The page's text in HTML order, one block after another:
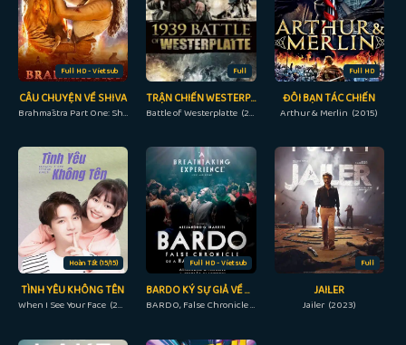
Full HD - Vietsub
CÂU CHUYỆN VỀ SHIVA
Brahmāstra Part One: Shiva (2022)
Full
TRẬN CHIẾN WESTERPLATTE
Battle of Westerplatte (2013)
Full HD
ĐÔI BẠN TÁC CHIẾN
Arthur & Merlin (2015)
Hoàn Tất (15/15)
TÌNH YÊU KHÔNG TÊN
When I See Your Face (2023)
Full HD - Vietsub
BARDO KÝ SỰ GIẢ VỀ ĐÔI CHÚT SỰ THẬT
BARDO, False Chronicle of a Handful of Truths (2022)
Full
JAILER
Jailer (2023)